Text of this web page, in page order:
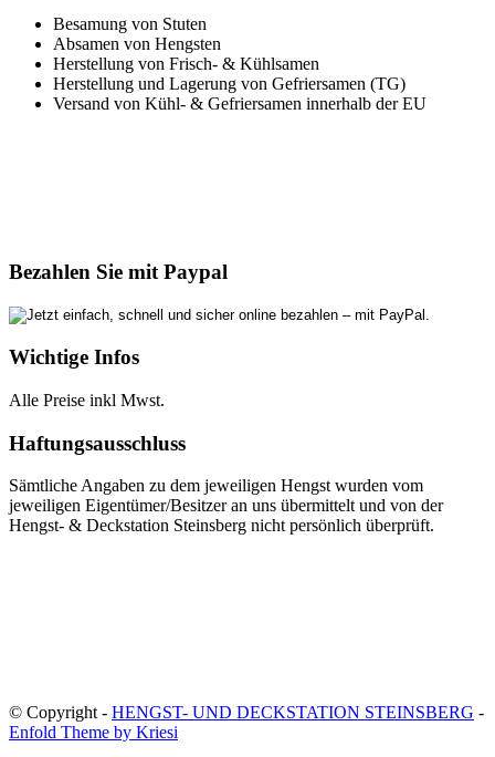
Besamung von Stuten
Absamen von Hengsten
Herstellung von Frisch- & Kühlsamen
Herstellung und Lagerung von Gefriersamen (TG)
Versand von Kühl- & Gefriersamen innerhalb der EU
Bezahlen Sie mit Paypal
Wichtige Infos
Alle Preise inkl Mwst.
Haftungsausschluss
Sämtliche Angaben zu dem jeweiligen Hengst wurden vom
jeweiligen Eigentümer/Besitzer an uns übermittelt und von der
Hengst- & Deckstation Steinsberg nicht persönlich überprüft.
© Copyright - HENGST- UND DECKSTATION STEINSBERG -
Enfold Theme by Kriesi